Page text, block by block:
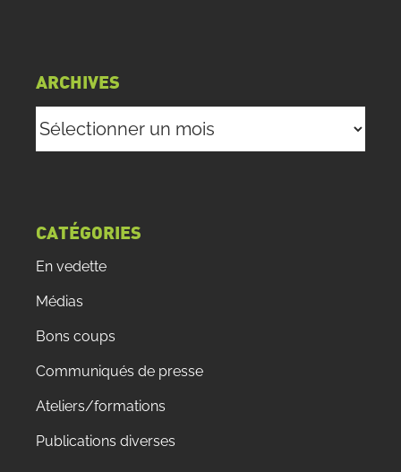
ARCHIVES
CATÉGORIES
En vedette
Médias
Bons coups
Communiqués de presse
Ateliers/formations
Publications diverses